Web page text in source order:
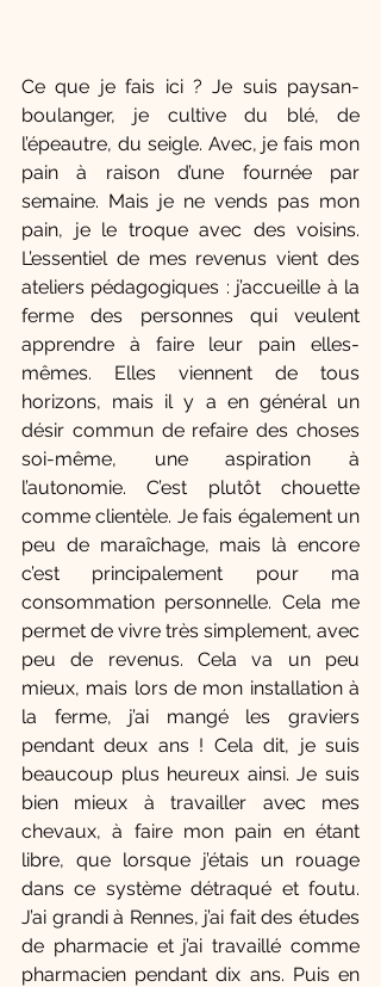
Ce que je fais ici ? Je suis paysan-
boulanger, je cultive du blé, de
l’épeautre, du seigle. Avec, je fais mon
pain à raison d’une fournée par
semaine. Mais je ne vends pas mon
pain, je le troque avec des voisins.
L’essentiel de mes revenus vient des
ateliers pédagogiques : j’accueille à la
ferme des personnes qui veulent
apprendre à faire leur pain elles-
mêmes. Elles viennent de tous
horizons, mais il y a en général un
désir commun de refaire des choses
soi-même, une aspiration à
l’autonomie. C’est plutôt chouette
comme clientèle. Je fais également un
peu de maraîchage, mais là encore
c’est principalement pour ma
consommation personnelle. Cela me
permet de vivre très simplement, avec
peu de revenus. Cela va un peu
mieux, mais lors de mon installation à
la ferme, j’ai mangé les graviers
pendant deux ans ! Cela dit, je suis
beaucoup plus heureux ainsi. Je suis
bien mieux à travailler avec mes
chevaux, à faire mon pain en étant
libre, que lorsque j’étais un rouage
dans ce système détraqué et foutu.
J’ai grandi à Rennes, j’ai fait des études
de pharmacie et j’ai travaillé comme
pharmacien pendant dix ans. Puis en